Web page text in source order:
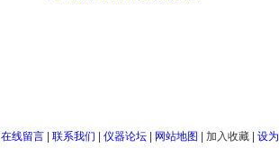
在线留言| 联系我们 仪器论坛| 网站地图 加入收藏| 设